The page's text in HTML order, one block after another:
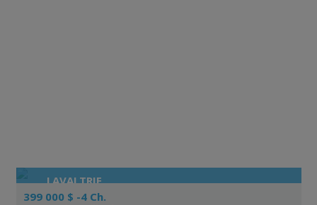
LAVALTRIE
399 000 $ -4 Ch.